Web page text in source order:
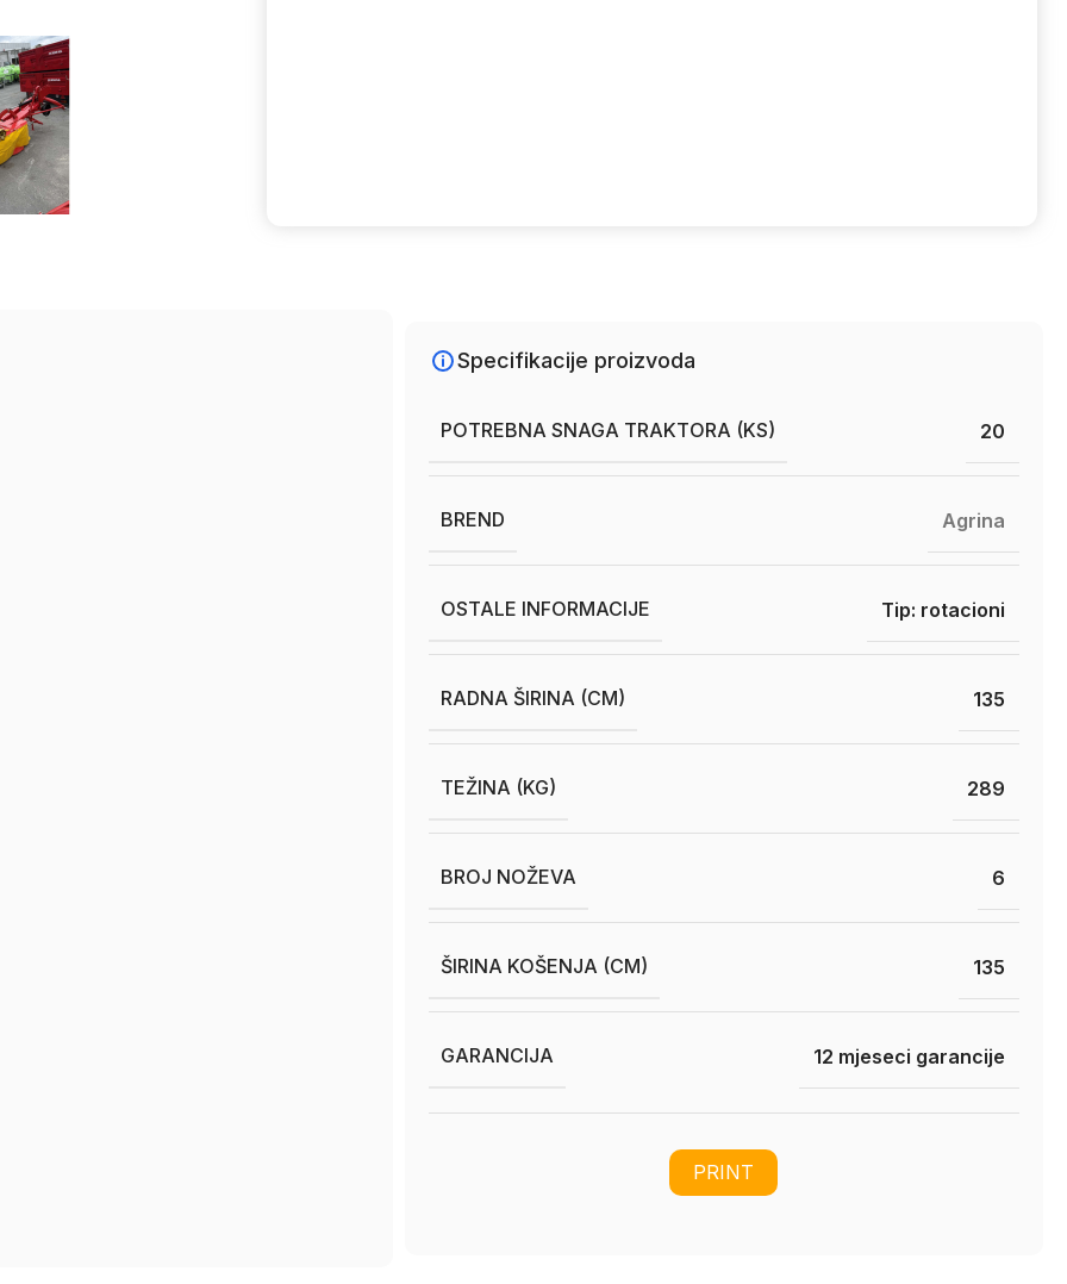
Specifikacije proizvoda
POTREBNA SNAGA TRAKTORA (KS) 20
BREND Agrina
OSTALE INFORMACIJE Tip: rotacioni
RADNA ŠIRINA (CM) 135
TEŽINA (KG) 289
BROJ NOŽEVA 6
ŠIRINA KOŠENJA (CM) 135
GARANCIJA 12 mjeseci garancije
PRINT